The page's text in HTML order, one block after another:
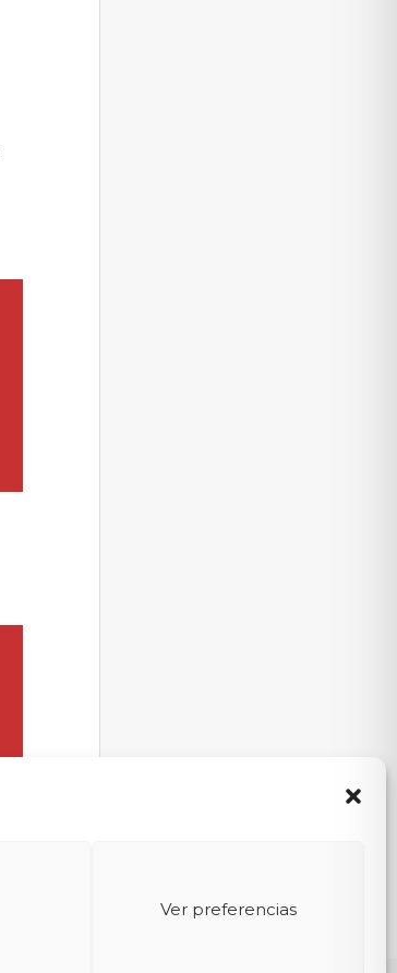
Ver preferencias